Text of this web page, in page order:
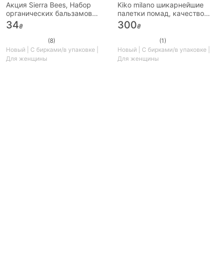
Акция Sierra Bees, Набор
органических бальзамов
для губ, оригинал, США
34₴
(8)
Новый | С бирками/в упаковке |
Для женщины
Kiko milano шикарнейшие
палетки помад, качество
бомба Италия оригинал
300₴
(1)
Новый | С бирками/в упаковке |
Для женщины